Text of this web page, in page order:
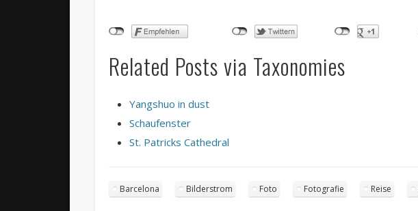
Related Posts via Taxonomies
Yangshuo in dust
Schaufenster
St. Patricks Cathedral
Barcelona Bilderstrom Foto Fotografie Reise